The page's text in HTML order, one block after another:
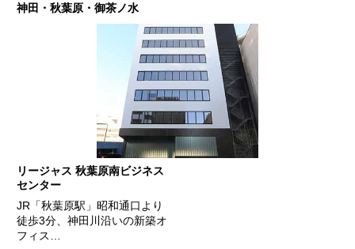
神田・秋葉原・御茶ノ水
リージャス 秋葉原南ビジネス
センター
JR「秋葉原駅」昭和通口より
徒歩3分、神田川沿いの新築オ
フィス…